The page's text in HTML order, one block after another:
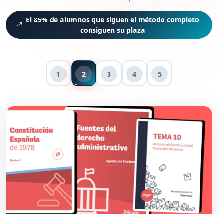
El 85% de alumnos que siguen el método completo
consiguen su plaza
1 2 3 4 5